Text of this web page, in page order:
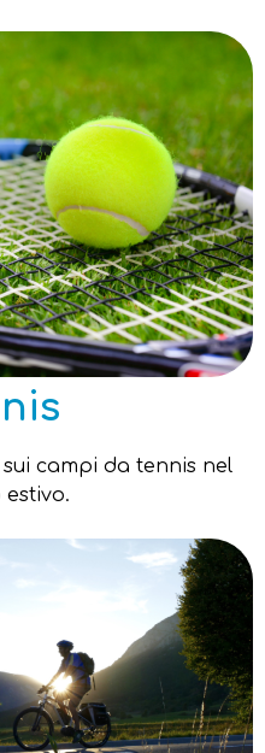
campi da tennis nel